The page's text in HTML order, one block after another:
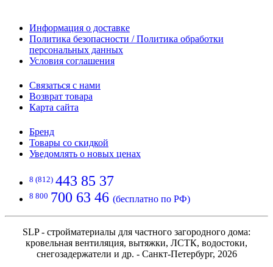
Информация о доставке
Политика безопасности / Политика обработки
персональных данных
Условия соглашения
Связаться с нами
Возврат товара
Карта сайта
Бренд
Товары со скидкой
Уведомлять о новых ценах
8 (812) 443 85 37
8 800 700 63 46 (бесплатно по РФ)
SLP - стройматериалы для частного загородного дома:
кровельная вентиляция, вытяжки, ЛСТК, водостоки,
снегозадержатели и др. - Санкт-Петербург, 2026